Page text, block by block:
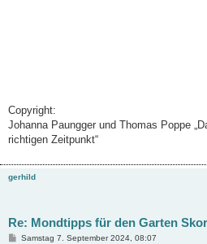
Copyright:
Johanna Paungger und Thomas Poppe
richtigen Zeitpunkt“
gerhild
Re: Mondtipps für den Garten
BSamstag 7. September 2024, 08:07